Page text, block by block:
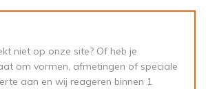
niet op onze site? Of heb je
om vormen, afmetingen of speciale
aan en wij reageren binnen 1